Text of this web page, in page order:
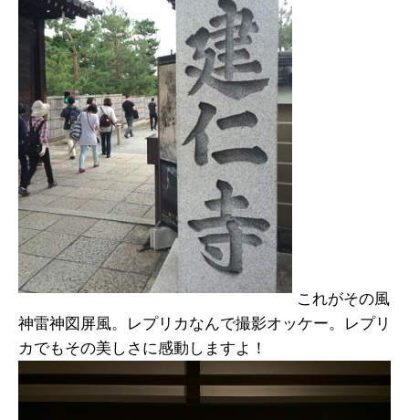
これがその風
神雷神図屏風。レプリカなんで撮影オッケー。レプリ
カでもその美しさに感動しますよ！